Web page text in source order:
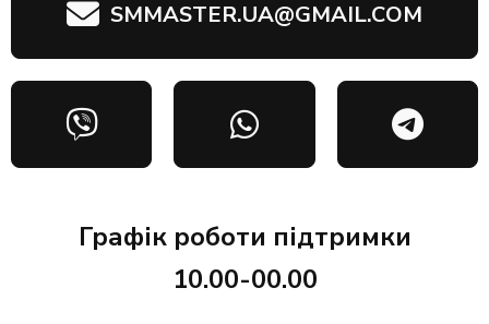
SMMASTER.UA@GMAIL.COM
Графік роботи підтримки
10.00-00.00